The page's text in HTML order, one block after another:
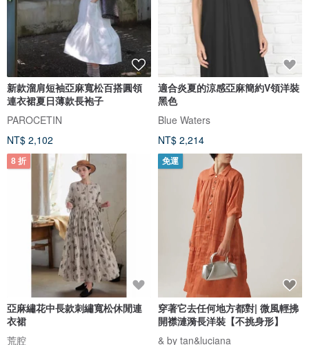
新款溜肩短袖亞麻寬松百搭圓領
連衣裙夏日薄款長袍子
PAROCETIN
NT$ 2,102
適合炎夏的涼感亞麻簡約V領洋裝
黑色
Blue Waters
NT$ 2,214
8 折
亞麻繡花中長款刺繡寬松休閒連
衣裙
荒腔
免運
穿著它去任何地方都對| 微風輕拂
開襟漣漪長洋裝【不挑身形】
& by tan&luciana